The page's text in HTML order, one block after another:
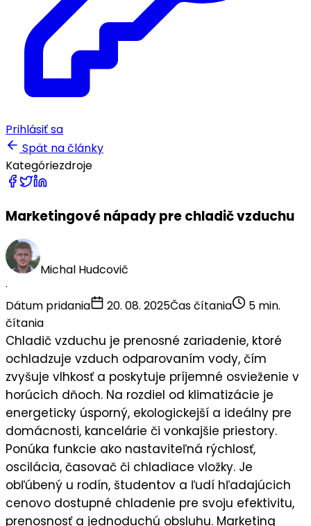
Prihlásiť sa
Spät na články
Kategóriezdroje
Marketingové nápady pre chladič vzduchu
Michal Hudcovič
·
Dátum pridania
20. 08. 2025Čas čítania
5 min.
čítania
Chladič vzduchu je prenosné zariadenie, ktoré
ochladzuje vzduch odparovaním vody, čím
zvyšuje vlhkosť a poskytuje príjemné osvieženie v
horúcich dňoch. Na rozdiel od klimatizácie je
energeticky úsporný, ekologickejší a ideálny pre
domácnosti, kancelárie či vonkajšie priestory.
Ponúka funkcie ako nastaviteľná rýchlosť,
oscilácia, časovač či chladiace vložky. Je
obľúbený u rodín, študentov a ľudí hľadajúcich
cenovo dostupné chladenie pre svoju efektivitu,
prenosnosťa jednoduchú obsluhu. Marketing